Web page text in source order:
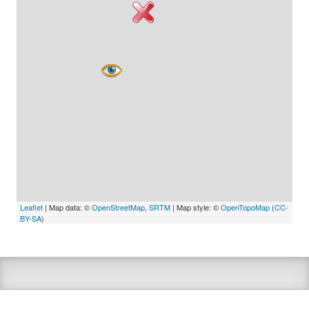
Leaflet | Map data: ©OpenStreetMap, SRTM | Map style: ©OpenTopoMap (CC-
BY-SA)